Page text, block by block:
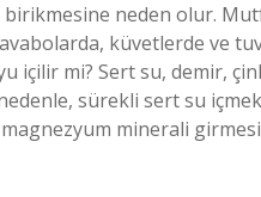
birikmesine neden olur.
küvetlerde ve
içilir mi? Sert su, demir,
sürekli sert su
minerali